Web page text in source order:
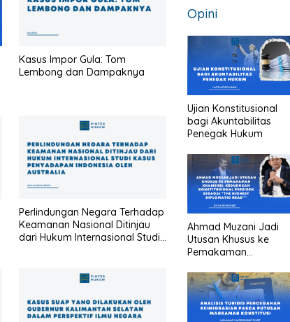
Kasus Impor Gula: Tom
Lembong dan Dampaknya
Perlindungan Negara Terhadap
Keamanan Nasional Ditinjau
dari Hukum Internasional Studi
Opini
Ujian Konstitusional
bagi Akuntabilitas
Penegak Hukum
Ahmad Muzani Jadi
Utusan Khusus ke
Pemakaman
konstitusional
Presiden sebagai “the
highest diplomatic
head””